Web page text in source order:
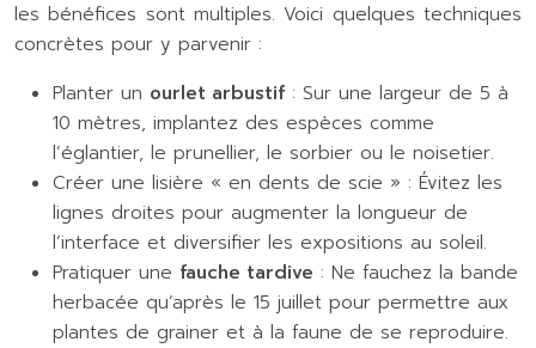
les bénéfices sont multiples. Voici quelques techniques
concrètes pour y parvenir :
Planter un ourlet arbustif : Sur une largeur de 5 à
10 mètres, implantez des espèces comme
l’églantier, le prunellier, le sorbier ou le noisetier.
Créer une lisière « en dents de scie » : Évitez les
lignes droites pour augmenter la longueur de
l’interface et diversifier les expositions au soleil.
Pratiquer une fauche tardive : Ne fauchez la bande
herbacée qu’après le 15 juillet pour permettre aux
plantes de grainer et à la faune de se reproduire.